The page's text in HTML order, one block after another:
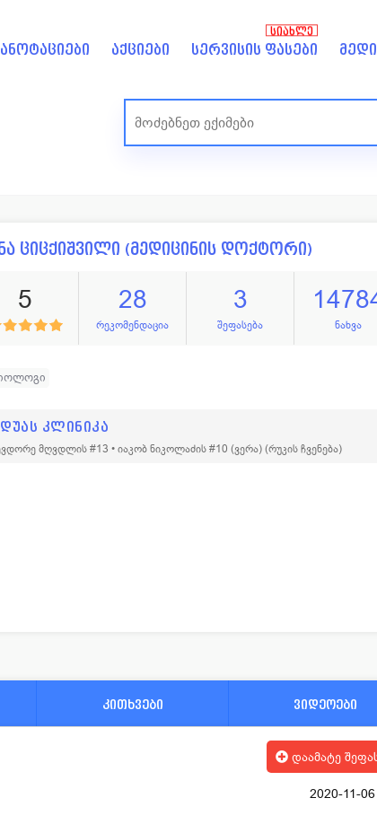
ანოტაციები აქციები სერვისის ფასები
ᲡᲘᲐᲮᲚᲔ
ციცქიშვილი (მედიცინის დოქტორი)
5 28
რეკომენდაცია
3
შეფასება ნახვა
კლინიკა
მღვდლის #13 • იაკობ ნიკოლაძის #10 (ვერა)(რუკის ჩვენება)
კითხვები ვიდეოები
დაამატე
2020-11-06